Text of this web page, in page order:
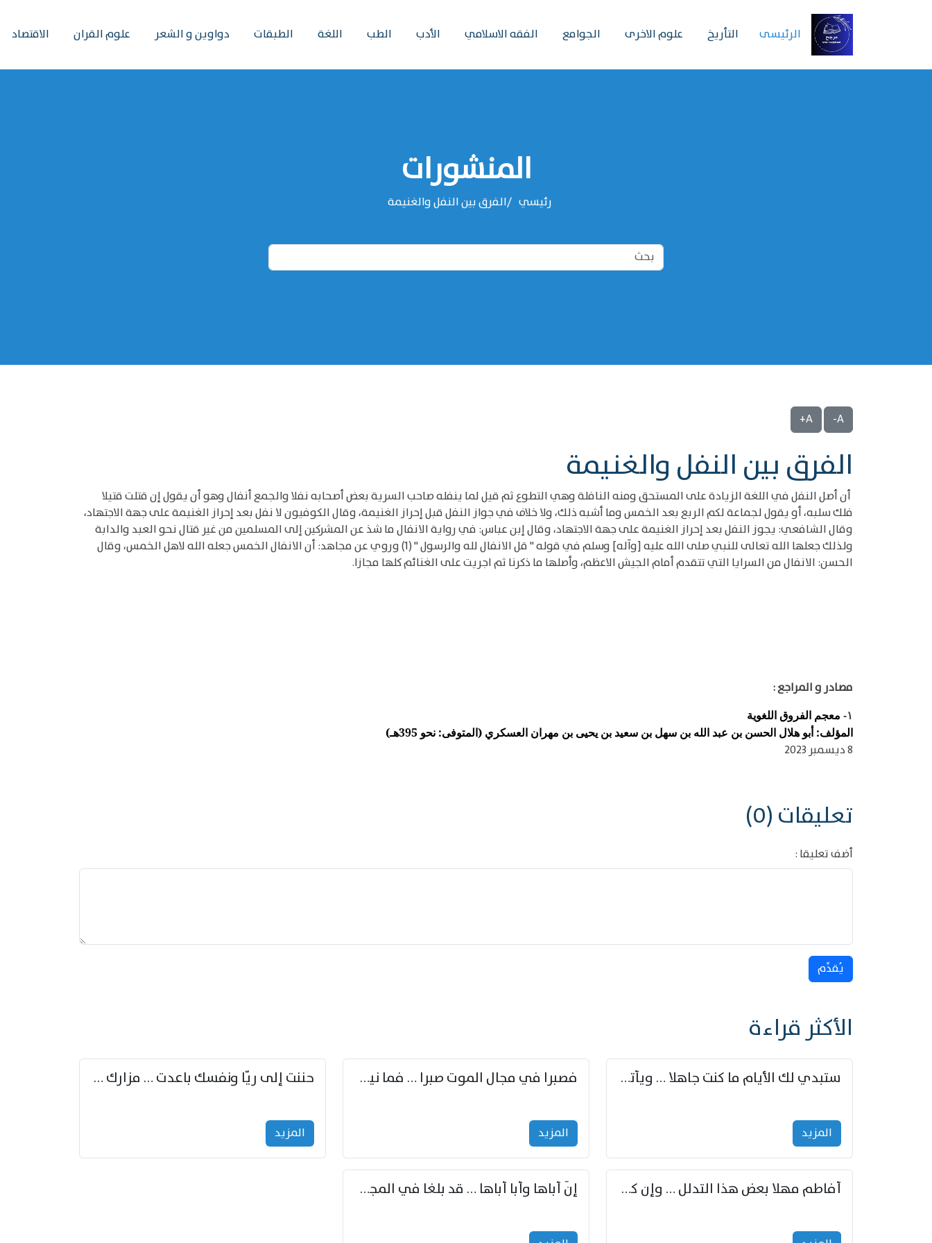
الرئیسی التأريخ علوم الاخرى الجوامع الفقه الاسلامي الأدب الطب اللغة الطبقات دواوين و الشعر علوم القران الاقتصاد
المنشورات
رئيسي الفرق بين النفل والغنيمة
A-
A+
الفرق بين النفل والغنيمة
أن أصل النفل في اللغة الزيادة على المستحق ومنه النافلة وهي التطوع ثم قيل لما ينفله صاحب السرية بعض أصحابه نفلا والجمع أنفال وهو أن يقول إن قتلت قتيلا
فلك سلبه، أو يقول لجماعة لكم الربع بعد الخمس وما أشبه ذلك، ولا خلاف في جواز النفل قبل إحراز الغنيمة، وقال الكوفيون لا نفل بعد إحراز الغنيمة على جهة الاجتهاد،
وقال الشافعي: يجوز النفل بعد إحراز الغنيمة على جهة الاجتهاد، وقال إبن عباس: في رواية الانفال ما شذ عن المشركين إلى المسلمين من غير قتال نحو العبد والدابة
ولذلك جعلها الله تعالى للنبي صلى الله عليه [وآله] وسلم في قوله " قل الانفال لله والرسول " (1) وروي عن مجاهد: أن الانفال الخمس جعله الله لاهل الخمس، وقال
الحسن: الانفال من السرايا التي تتقدم أمام الجيش الاعظم، وأصلها ما ذكرنا ثم اجريت على الغنائم كلها مجازا.
مصادر و المراجع :
١-
معجم الفروق اللغوية
المؤلف: أبو هلال الحسن بن عبد الله بن سهل بن سعيد بن يحيى بن مهران العسكري (المتوفى: نحو 395هـ)
8 ديسمبر 2023
تعليقات (0)
أضف تعليقا :
يُقدِّم
الأكثر قراءة
ستبدي لك الأيام ما كنت جاهلا … ويأتيك بالأخبار من لم تزوّد
المزید
فصبرا في مجال الموت صبرا … فما نيل الخلود بمستطاع
المزید
حننت إلى ريّا ونفسك باعدت … مزارك من ريّا وشعباكما معا
المزید
أفاطم مهلا بعض هذا التدلل … وإن كنت قد أزمعت صرمي فأجملي إنّ أباها وأبا أباها … قد بلغا في المجد غايتاها